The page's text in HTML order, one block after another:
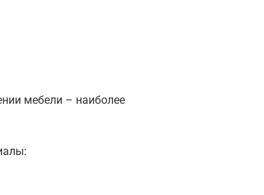
мебели – наиболее